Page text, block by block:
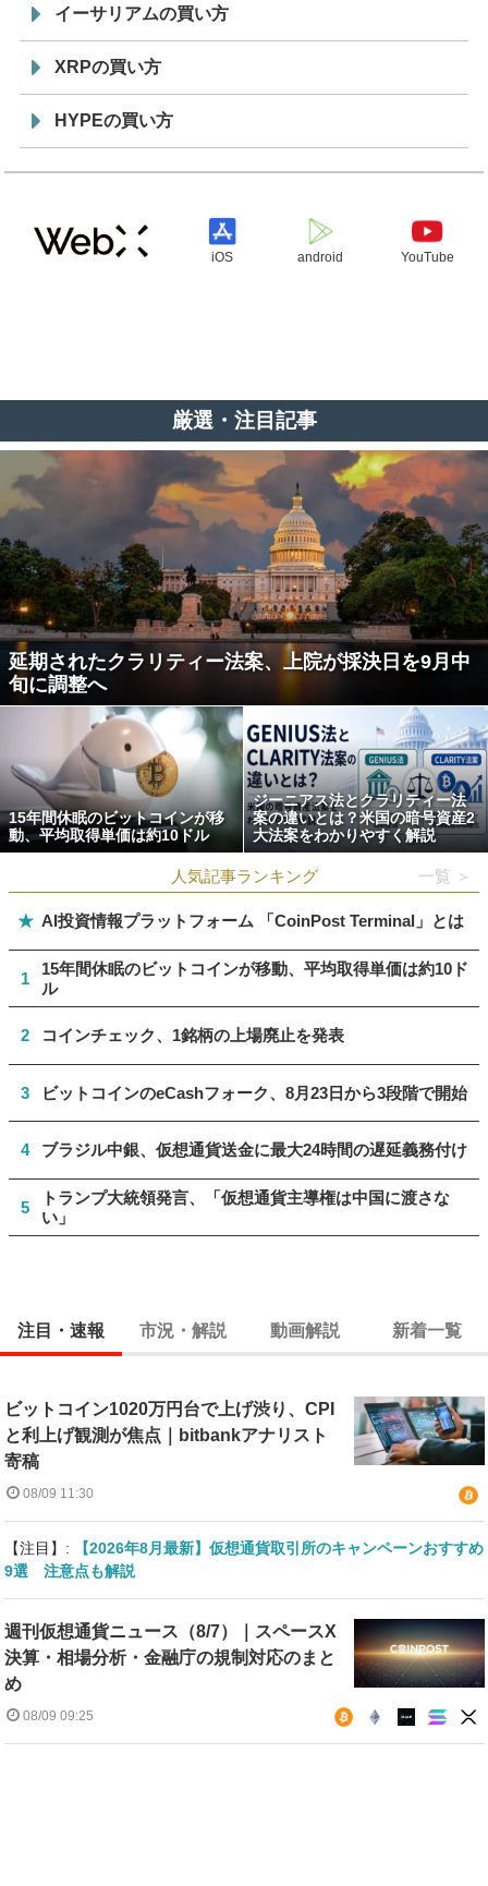
イーサリアムの買い方
XRPの買い方
HYPEの買い方
iOS android YouTube
厳選・注目記事
延期されたクラリティー法案、上院が採決日を9月中
旬に調整へ
15年間休眠のビットコインが移
動、平均取得単価は約10ドル
ジーニアス法とクラリティー法
案の違いとは？米国の暗号資産2
大法案をわかりやすく解説
人気記事ランキング 一覧 ＞
★ AI投資情報プラットフォーム 「CoinPost Terminal」とは
1
15年間休眠のビットコインが移動、平均取得単価は約10ド
ル
2 コインチェック、1銘柄の上場廃止を発表
3 ビットコインのeCashフォーク、8月23日から3段階で開始
4 ブラジル中銀、仮想通貨送金に最大24時間の遅延義務付け
5
トランプ大統領発言、「仮想通貨主導権は中国に渡さな
い」
注目・速報 市況・解説 動画解説 新着一覧
ビットコイン1020万円台で上げ渋り、CPI
と利上げ観測が焦点｜bitbankアナリスト
寄稿
08/09 11:30
【注目】:
【2026年8月最新】仮想通貨取引所のキャンペーンおすすめ
9選 注意点も解説
週刊仮想通貨ニュース（8/7）｜スペースX
決算・相場分析・金融庁の規制対応のまと
め
08/09 09:25